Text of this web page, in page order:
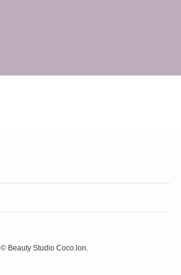
©Beauty Studio Coco.lon.